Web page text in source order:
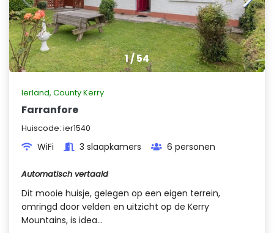
1/54
Ierland, County Kerry
Farranfore
Huiscode: ier1540
WiFi 3 slaapkamers 6 personen
Automatisch vertaald
Dit mooie huisje, gelegen op een eigen terrein,
omringd door velden en uitzicht op de Kerry
Mountains, is idea...